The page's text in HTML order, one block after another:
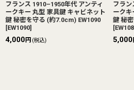
フランス 1910–1950年代 アンティ
ークキー 丸型 家具鍵 キャビネット
鍵 秘密を守る (約7.0cm) EW1090
[EW1090]
4,000円 (税込)
フラン
ークキ
鍵 秘
[
5,000